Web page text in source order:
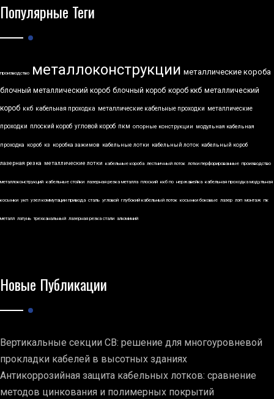
Популярные Теги
производство металлоконструкции металлические короба
блочный металлический короб блочный короб короб ккб металлический
короб ккб кабельная проходка металлические кабельные проходки металлические
проходки плоский короб угловой короб пкм опорные конструкции модульная кабельная
проходка короб кз коробка зажимов кабельные лотки кабельный лоток кабельный короб
лазерная резка металлические лотки кабельные короба лестничный лоток лотки перфорированные производство
металлоконструкций кабельные стойки лазерная резка металла плоский ккб по нержавейка кабельная проходка модульная
косынки укп узел коммутации привода сталь угловой глубокий кабельный лоток косынки боковые лазер лэп монтаж пк
металл латунь трехканальный лазерная резка стали алюминий
Новые Публикации
Вертикальные секции СВ: решение для многоуровневой
прокладки кабелей в высотных зданиях
Антикоррозийная защита кабельных лотков: сравнение
методов цинкования и полимерных покрытий